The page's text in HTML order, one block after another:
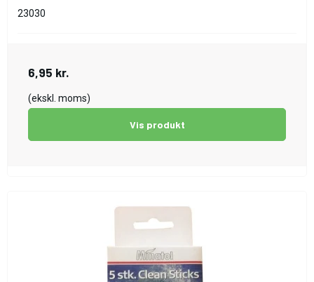
23030
6,95 kr.
(ekskl. moms)
Vis produkt